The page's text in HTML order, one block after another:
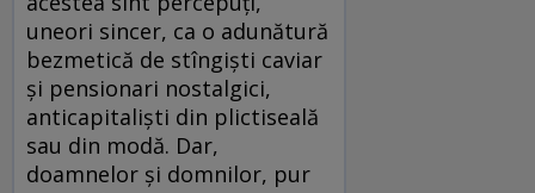
uneori sincer, ca o adunătură
bezmetică de stîngişti caviar
şi pensionari nostalgici,
anticapitalişti din plictiseală
sau din modă. Dar,
doamnelor şi domnilor, pur